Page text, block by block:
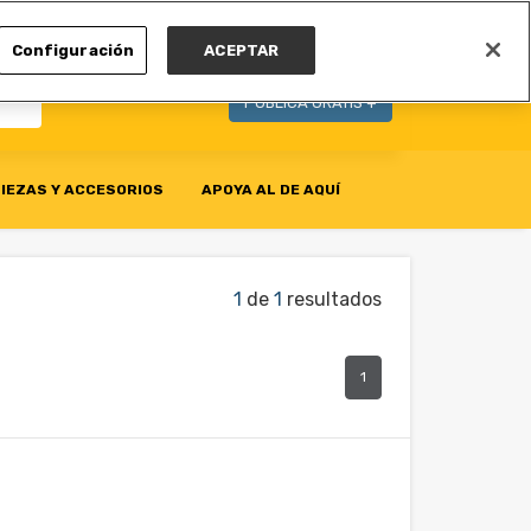
PUBLICA GRATIS +
Y ACCESORIOS APOYA AL DE AQUÍ
1 de 1 resultados
1
Configuración ACEPTAR